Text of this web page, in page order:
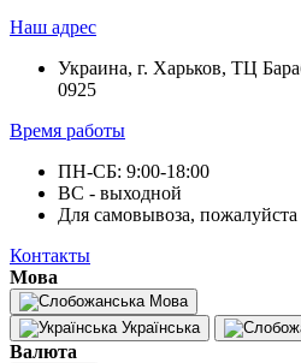
Наш адрес
Украина, г. Харьков, ТЦ
0925
Время работы
ПН-СБ: 9:00-18:00
ВС - выходной
Для самовывоза, пожалуйста
Контакты
Мова
Мова
Українська
Валюта